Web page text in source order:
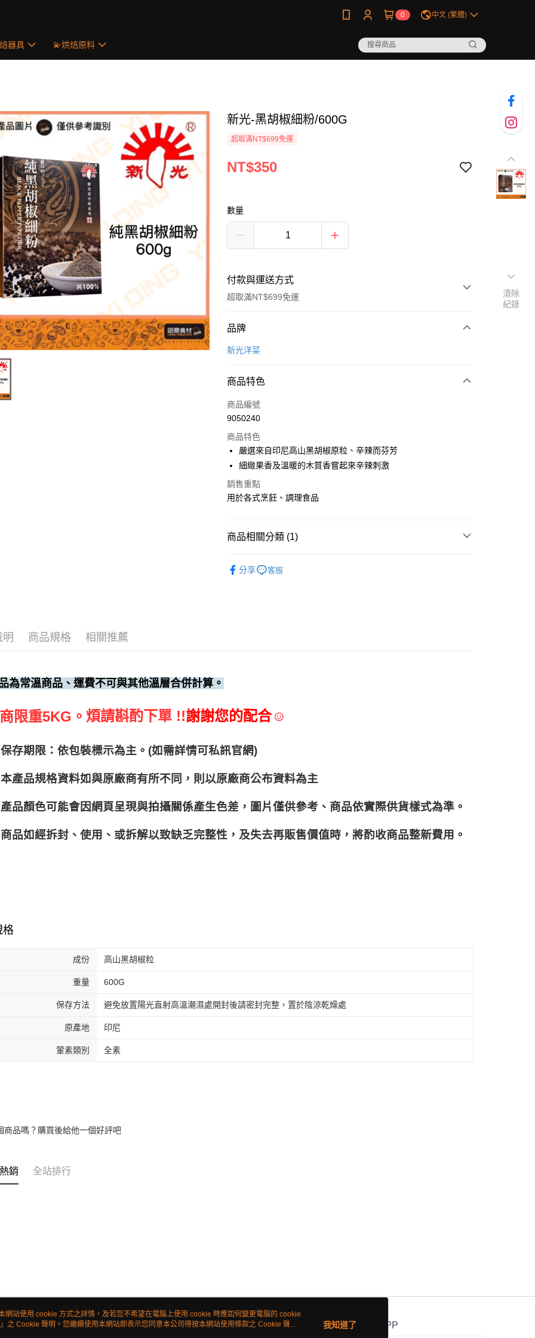
0 中文 (繁體)
器具 💫烘焙原料
新光-黑胡椒細粉/600G
超取滿NT$699免運
NT$350
數量
付款與運送方式
超取滿NT$699免運
付款方式
信用卡一次付款
運送方式
• 付款後全家取貨
每筆NT$60，滿NT$699(含以上)免運費
• 付款後7-11取貨
每筆NT$60，滿NT$699(含以上)免運費
品牌
新光洋菜
商品特色
商品編號
9050240
商品特色
嚴選來自印尼高山黑胡椒原粒、辛辣而芬芳
細緻果香及溫暖的木質香嘗起來辛辣刺激
銷售重點
用於各式烹飪、調理食品
商品相關分類 (1)
分享
客服
明 商品規格 相關推薦
為常溫商品、運費不可與其他溫層合併計算。
限重5KG。 煩請斟酌下單 !!謝謝您的配合☺
保存期限：依包裝標示為主。(如需詳情可私訊官網)
本產品規格資料如與原廠商有所不同，則以原廠商公布資料為主
產品顏色可能會因網頁呈現與拍攝關係產生色差，圖片僅供參考、商品依實際供貨樣式為準。
商品如經拆封、使用、或拆解以致缺乏完整性，及失去再販售價值時，將酌收商品整﻿新費用。
格
成份 高山黑胡椒粒
重量 600G
保存方法 避免放置陽光直射高溫潮濕處開封後請密封完整，置於陰涼乾燥處
原產地 印尼
葷素類別 全素
商品嗎？購買後給他一個好評吧
銷 全站排行
關於我們 客服資訊 官方APP
清除
紀錄
網站使用 cookie 方式之詳情，及若您不希望在電腦上使用 cookie 時應如何變更電腦的 cookie
」之 Cookie 聲明。您繼續使用本網站即表示您同意本公司得按本網站使用條款之 Cookie 聲明
我知道了